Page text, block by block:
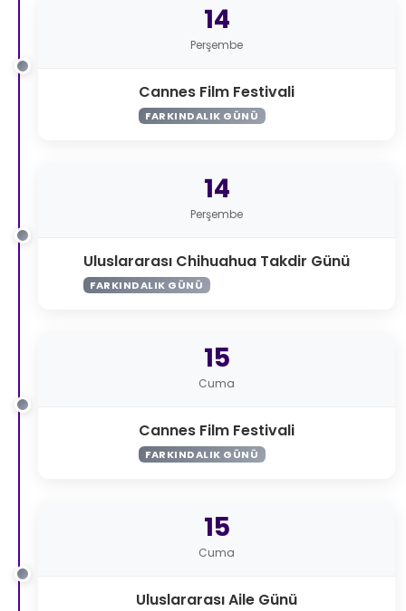
14
Perşembe
Cannes Film Festivali
FARKINDALIK GÜNÜ
14
Perşembe
Uluslararası Chihuahua Takdir Günü
FARKINDALIK GÜNÜ
15
Cuma
Cannes Film Festivali
FARKINDALIK GÜNÜ
15
Cuma
Uluslararası Aile Günü